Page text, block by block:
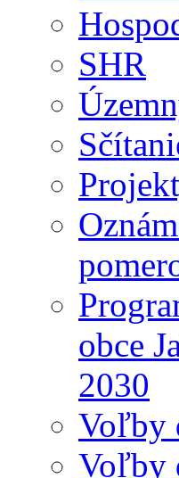
SHR
obce
2030
Voľby
Voľby